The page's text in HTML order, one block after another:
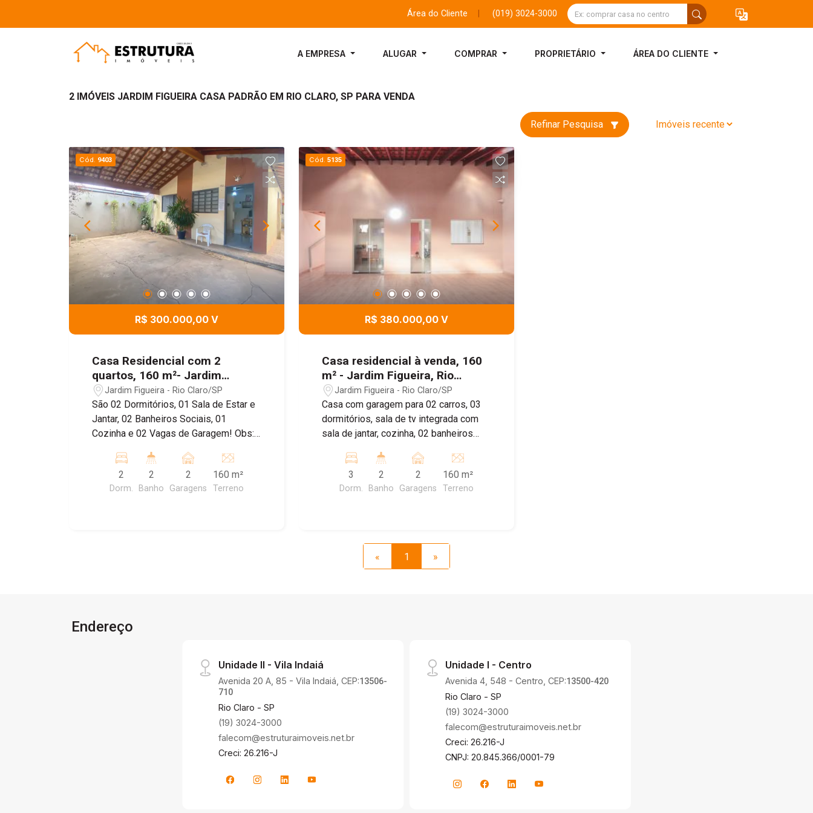
Área do Cliente (019) 3024-3000
A EMPRESA ALUGAR COMPRAR PROPRIETÁRIO ÁREA DO CLIENTE
2 IMÓVEIS JARDIM FIGUEIRA CASA PADRÃO EM RIO CLARO, SP PARA VENDA
Refinar Pesquisa
Cód. 9403
R$ 300.000,00 V
Casa Residencial com 2
quartos, 160 m²- Jardim
Figueira, Rio Claro/SP
Jardim Figueira - Rio Claro/SP
São 02 Dormitórios, 01 Sala de Estar e
Jantar, 02 Banheiros Sociais, 01
Cozinha e 02 Vagas de Garagem! Obs:
concertina, 01 cozinha e 01 Area de
Serviço exclusiva aos fundos, e tamem
01 Area de Lazer na parte de cima do
2
Dorm.
2
Banho
2
Garagens
160 m²
Terreno
Cód. 5135
R$ 380.000,00 V
Casa residencial à venda, 160
m² - Jardim Figueira, Rio
Claro/SP
Jardim Figueira - Rio Claro/SP
Casa com garagem para 02 carros, 03
dormitórios, sala de tv integrada com
sala de jantar, cozinha, 02 banheiros
Agende sua visita!
3
Dorm.
2
Banho
2
Garagens
160 m²
Terreno
« 1 »
Endereço
Unidade II - Vila Indaiá
Avenida 20 A, 85 - Vila Indaiá, CEP:13506-
710
Rio Claro - SP
(19) 3024-3000
falecom@estruturaimoveis.net.br
Creci: 26.216-J
Unidade I - Centro
Avenida 4, 548 - Centro, CEP:13500-420
Rio Claro - SP
(19) 3024-3000
falecom@estruturaimoveis.net.br
Creci: 26.216-J
CNPJ: 20.845.366/0001-79